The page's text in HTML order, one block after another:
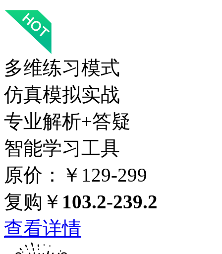
多维练习模式
仿真模拟实战
专业解析+答疑
智能学习工具
原价：￥129-299
复购￥ 103.2-239.2
查看详情